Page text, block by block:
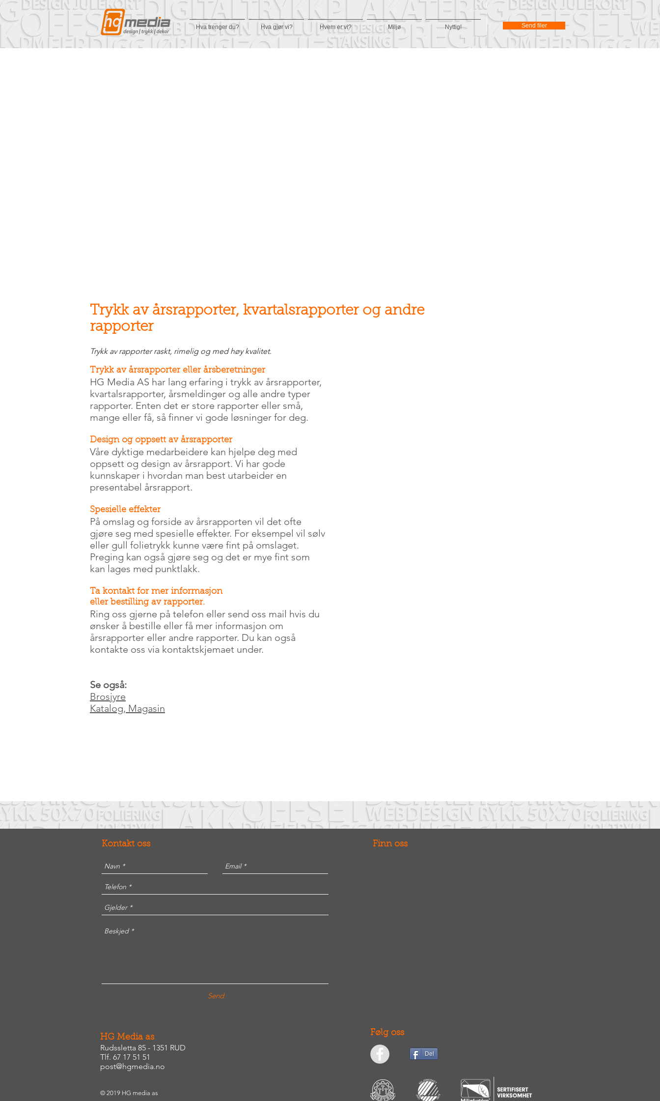
Hva trenger du? Hva gjør vi? Hvem er vi? Miljø Nyttig! Send filer
Trykk av årsrapporter, kvartalsrapporter og andre
rapporter
Trykk av rapporter raskt, rimelig og med høy kvalitet.
Trykk av årsrapporter eller årsberetninger
HG Media AS har lang erfaring i trykk av årsrapporter,
kvartalsrapporter, årsmeldinger og alle andre typer
rapporter. Enten det er store rapporter eller små,
mange eller få, så finner vi gode løsninger for deg.
Design og oppsett av årsrapporter
Våre dyktige medarbeidere kan hjelpe deg med
oppsett og design av årsrapport. Vi har gode
kunnskaper i hvordan man best utarbeider en
presentabel årsrapport.
Spesielle effekter
På omslag og forside av årsrapporten vil det ofte
gjøre seg med spesielle effekter. For eksempel vil sølv
eller gull folietrykk kunne være fint på omslaget.
Preging kan også gjøre seg og det er mye fint som
kan lages med punktlakk.
Ta kontakt for mer informasjon
eller bestilling av rapporter.
Ring oss gjerne på telefon eller send oss mail hvis du
ønsker å bestille eller få mer informasjon om
årsrapporter eller andre rapporter. Du kan også
kontakte oss via kontaktskjemaet under.
Se også:
Brosjyre
Katalog, Magasin
Kontakt oss
Send
Finn oss
HG Media as
Rudssletta 85 - 1351 RUD
Tlf. 67 17 51 51
post@hgmedia.no
© 2019 HG media as
Følg oss
Del